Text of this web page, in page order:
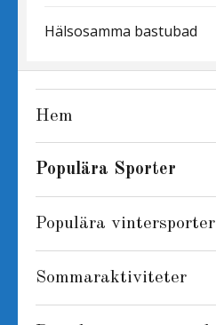
Hälsosamma bastubad
Hem
Populära Sporter
Populära vintersporter
Sommaraktiviteter